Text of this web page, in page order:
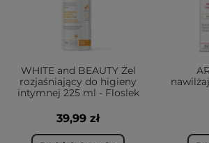
WHITE and BEAUTY Żel
rozjaśniający do higieny
intymnej 225 ml - Floslek
39,99 zł